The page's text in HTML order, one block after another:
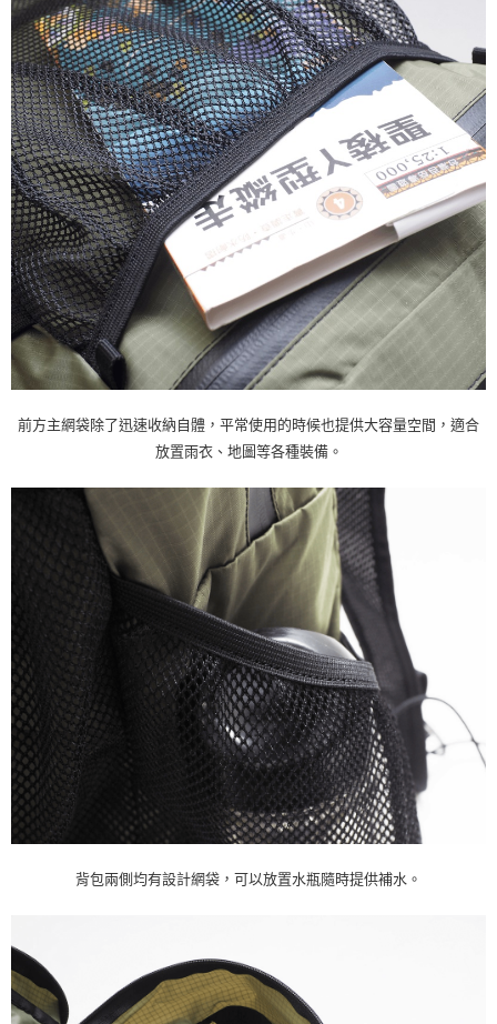
前方主網袋除了迅速收納自體，平常使用的時候也提供大容量空間，適合
放置雨衣、地圖等各種裝備。
背包兩側均有設計網袋，可以放置水瓶隨時提供補水。